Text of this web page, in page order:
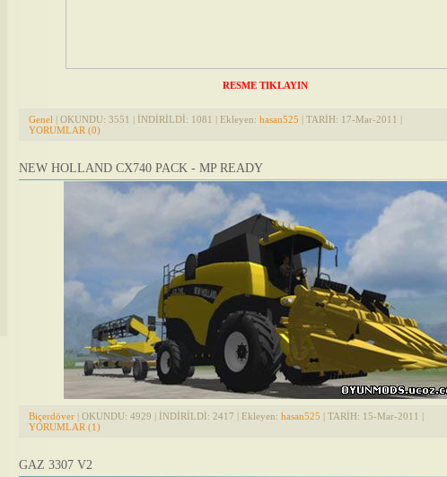
RESME TIKLAYIN
Genel | OKUNDU: 3551 | İNDİRİLDİ: 1081 | Ekleyen: hasan525 | TARİH: 17-Mar-2011 |
YORUMLAR (0)
NEW HOLLAND CX740 PACK - MP READY
Biçerdöver | OKUNDU: 4929 | İNDİRİLDİ: 2417 | Ekleyen: hasan525 | TARİH: 15-Mar-2011 |
YORUMLAR (1)
GAZ 3307 V2